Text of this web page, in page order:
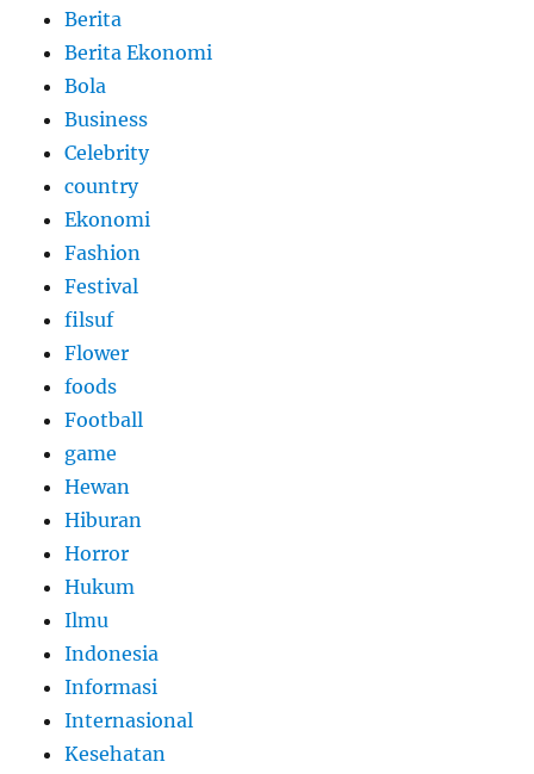
Berita
Berita Ekonomi
Bola
Business
Celebrity
country
Ekonomi
Fashion
Festival
filsuf
Flower
foods
Football
game
Hewan
Hiburan
Horror
Hukum
Ilmu
Indonesia
Informasi
Internasional
Kesehatan